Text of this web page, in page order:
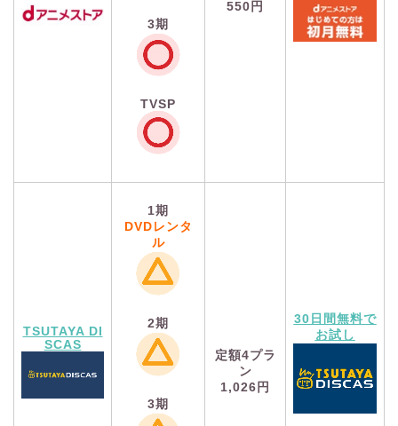
3期
TVSP
550円
TSUTAYA DI
SCAS
1期
DVDレンタ
ル
2期
3期
定額4プラ
ン
1,026円
30日間無料で
お試し